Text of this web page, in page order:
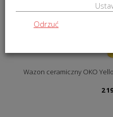
Wazon ceramiczny OKO
2
Odrzuć